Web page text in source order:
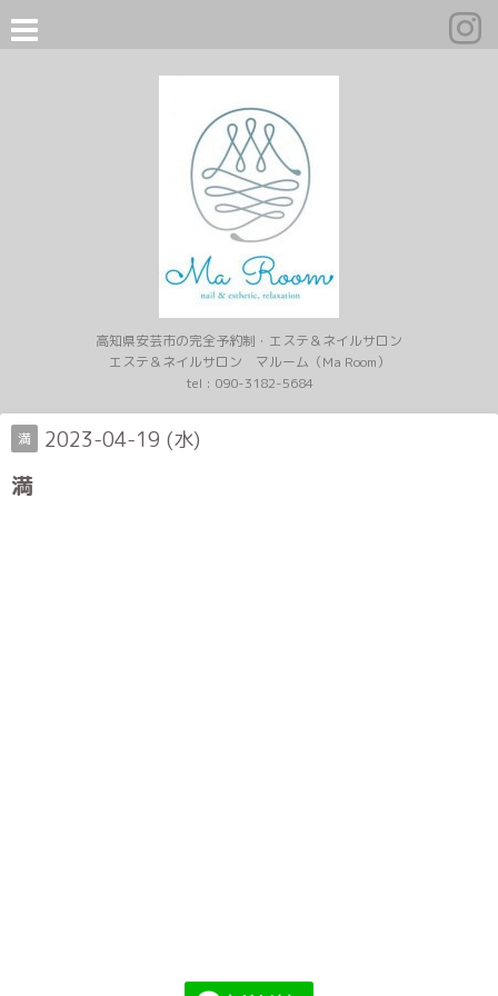
高知県安芸市の完全予約制・エステ＆ネイルサロン
エステ＆ネイルサロン マルーム（Ma Room）
tel : 090-3182-5684
満 2023-04-19 (水)
満